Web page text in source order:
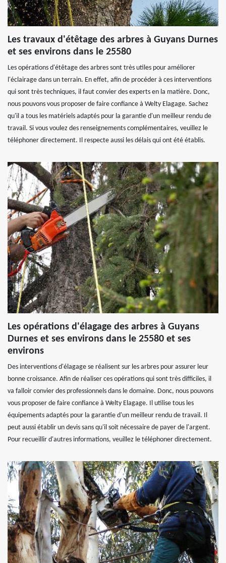
Les travaux d'étêtage des arbres à Guyans Durnes
et ses environs dans le 25580
Les opérations d'étêtage des arbres sont très utiles pour améliorer
l'éclairage dans un terrain. En effet, afin de procéder à ces interventions
qui sont très techniques, il faut convier des experts en la matière. Donc,
nous pouvons vous proposer de faire confiance à Welty Elagage. Sachez
qu'il a tous les matériels adaptés pour la garantie d'un meilleur rendu de
travail. Si vous voulez des renseignements complémentaires, veuillez le
téléphoner directement. Il respecte aussi les délais qui ont été établis.
Les opérations d'élagage des arbres à Guyans
Durnes et ses environs dans le 25580 et ses
environs
Des interventions d'élagage se réalisent sur les arbres pour assurer leur
bonne croissance. Afin de réaliser ces opérations qui sont très difficiles, il
va falloir convier des professionnels dans le domaine. Donc, nous pouvons
vous proposer de faire confiance à Welty Elagage. Il utilise tous les
équipements adaptés pour la garantie d'un meilleur rendu de travail. Il
peut aussi établir un devis sans qu'il soit nécessaire de payer de l'argent.
Pour recueillir d'autres informations, veuillez le téléphoner directement.